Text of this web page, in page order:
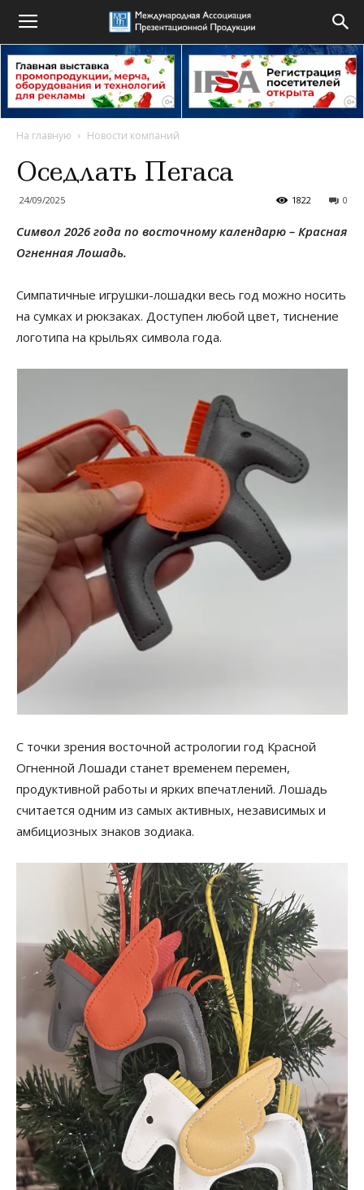
На главную Новости компаний
Оседлать Пегаса
24/09/2025 0
1822
Символ 2026 года по восточному календарю – Красная
Огненная Лошадь.
Симпатичные игрушки-лошадки весь год можно носить
на сумках и рюкзаках. Доступен любой цвет, тиснение
логотипа на крыльях символа года.
С точки зрения восточной астрологии год Красной
Огненной Лошади станет временем перемен,
продуктивной работы и ярких впечатлений. Лошадь
считается одним из самых активных, независимых и
амбициозных знаков зодиака.